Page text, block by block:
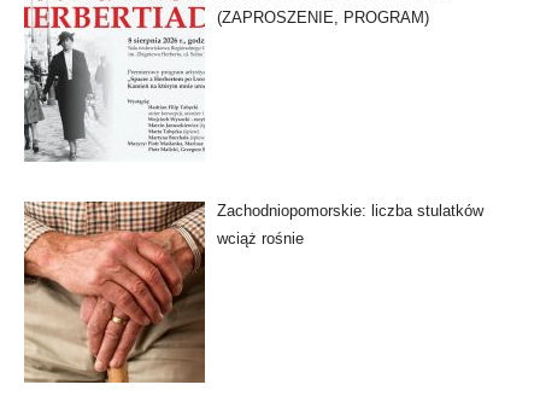
(ZAPROSZENIE, PROGRAM)
Zachodniopomorskie: liczba stulatków
wciąż rośnie